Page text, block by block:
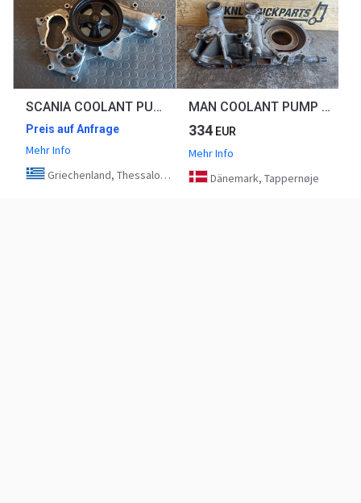
SCANIA COOLANT PUMP 570881
Preis auf Anfrage
Mehr Info
Griechenland, Thessaloniki
MAN COOLANT PUMP 51.06330-5090
334 EUR
Mehr Info
Dänemark, Tappernøje